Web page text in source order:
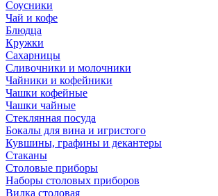
Соусники
Чай и кофе
Блюдца
Кружки
Сахарницы
Сливочники и молочники
Чайники и кофейники
Чашки кофейные
Чашки чайные
Стеклянная посуда
Бокалы для вина и игристого
Кувшины, графины и декантеры
Стаканы
Столовые приборы
Наборы столовых приборов
Вилка столовая